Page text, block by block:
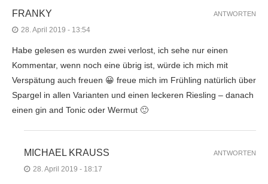
FRANKY
28. April 2019 - 13:54
Habe gelesen es wurden zwei verlost, ich sehe nur einen
Kommentar, wenn noch eine übrig ist, würde ich mich mit
Verspätung auch freuen 😀 freue mich im Frühling natürlich über
Spargel in allen Varianten und einen leckeren Riesling – danach
einen gin and Tonic oder Wermut 🙂
ANTWORTEN
MICHAEL KRAUSS
28. April 2019 - 18:17
ANTWORTEN